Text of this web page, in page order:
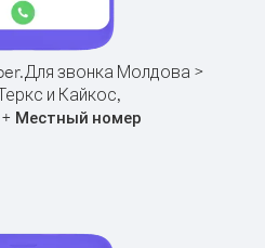
Для звонка Молдова >
и Кайкос,
Местный номер